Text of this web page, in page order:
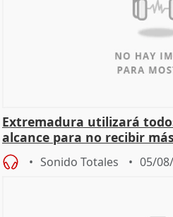
Extremadura utilizará
alcance para no recibir
Sonido Totales 05/